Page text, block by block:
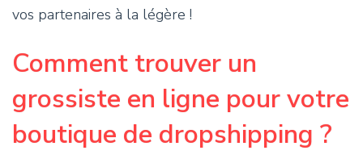
vos partenaires à la légère !
Comment trouver un
grossiste en ligne pour votre
boutique de dropshipping ?